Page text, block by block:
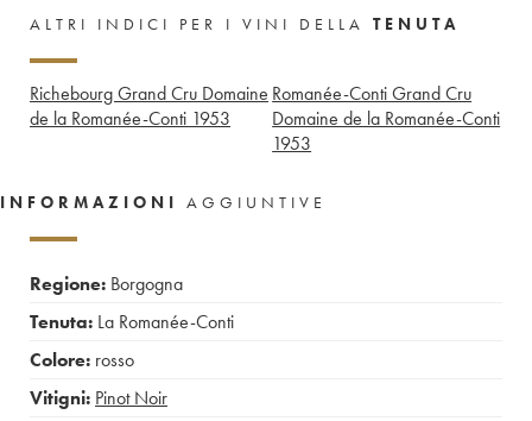
ALTRI INDICI PER I VINI DELLA TENUTA
Richebourg Grand Cru Domaine
de la Romanée-Conti 1953
Romanée-Conti Grand Cru
Domaine de la Romanée-Conti
1953
INFORMAZIONI AGGIUNTIVE
Regione: Borgogna
Tenuta: La Romanée-Conti
Colore: rosso
Vitigni: Pinot Noir